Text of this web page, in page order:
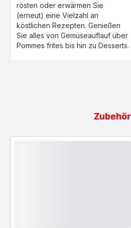
rösten oder erwärmen Sie
(erneut) eine Vielzahl an
köstlichen Rezepten. Genießen
Sie alles von Gemüseauflauf über
Pommes frites bis hin zu Desserts.
Zubehör